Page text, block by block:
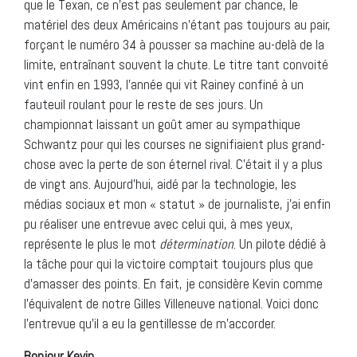
que le Texan, ce n’est pas seulement par chance, le
matériel des deux Américains n’étant pas toujours au pair,
forçant le numéro 34 à pousser sa machine au-delà de la
limite, entraînant souvent la chute. Le titre tant convoité
vint enfin en 1993, l’année qui vit Rainey confiné à un
fauteuil roulant pour le reste de ses jours. Un
championnat laissant un goût amer au sympathique
Schwantz pour qui les courses ne signifiaient plus grand-
chose avec la perte de son éternel rival. C’était il y a plus
de vingt ans. Aujourd’hui, aidé par la technologie, les
médias sociaux et mon « statut » de journaliste, j’ai enfin
pu réaliser une entrevue avec celui qui, à mes yeux,
représente le plus le mot détermination. Un pilote dédié à
la tâche pour qui la victoire comptait toujours plus que
d’amasser des points. En fait, je considère Kevin comme
l’équivalent de notre Gilles Villeneuve national. Voici donc
l’entrevue qu’il a eu la gentillesse de m’accorder.